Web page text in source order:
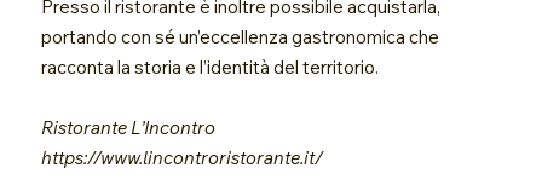
Presso il ristorante è inoltre possibile acquistarla,
portando con sé un’eccellenza gastronomica che
racconta la storia e l’identità del territorio.
Ristorante L’Incontro
https://www.lincontroristorante.it/